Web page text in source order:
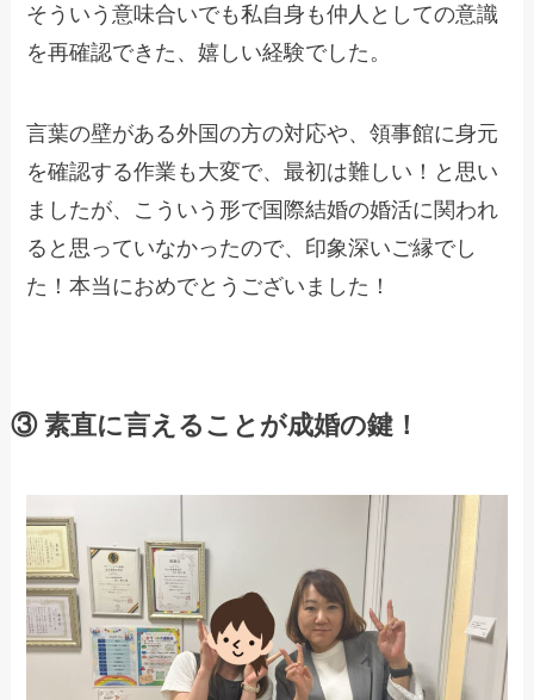
そういう意味合いでも私自身も仲人としての意識
を再確認できた、嬉しい経験でした。
言葉の壁がある外国の方の対応や、領事館に身元
を確認する作業も大変で、最初は難しい！と思い
ましたが、こういう形で国際結婚の婚活に関われ
ると思っていなかったので、印象深いご縁でし
た！本当におめでとうございました！
③ 素直に言えることが成婚の鍵！